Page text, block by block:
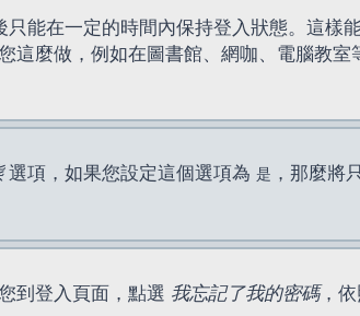
只能在一定的時間內保持登入狀態。這樣
這麼做，例如在圖書館、網咖、電腦教
選項，如果您設定這個選項為 是 ，那麼將
到登入頁面，點選 我忘記了我的密碼，